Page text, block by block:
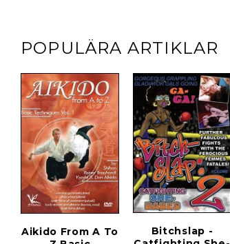
POPULÄRA ARTIKLAR
Aikido From A To
Bitchslap -